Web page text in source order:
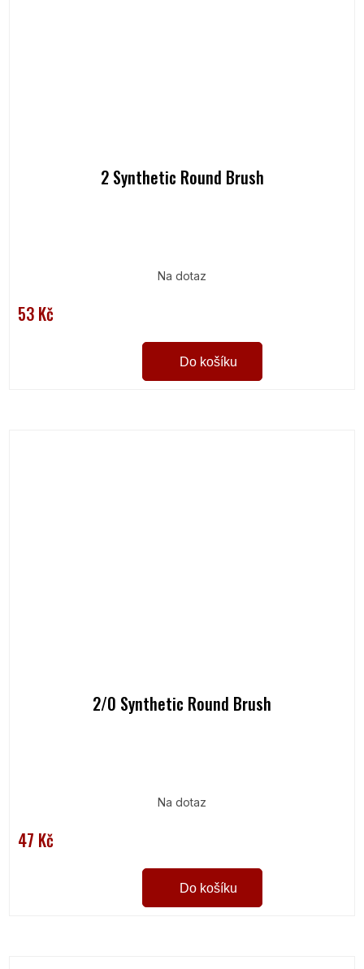
2 Synthetic Round Brush
Na dotaz
53 Kč
Do košíku
2/0 Synthetic Round Brush
Na dotaz
47 Kč
Do košíku